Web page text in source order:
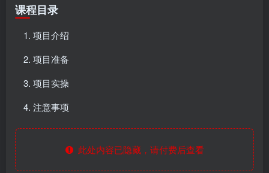
课程目录
项目介绍
项目准备
项目实操
注意事项
此处内容已隐藏，请付费后查看